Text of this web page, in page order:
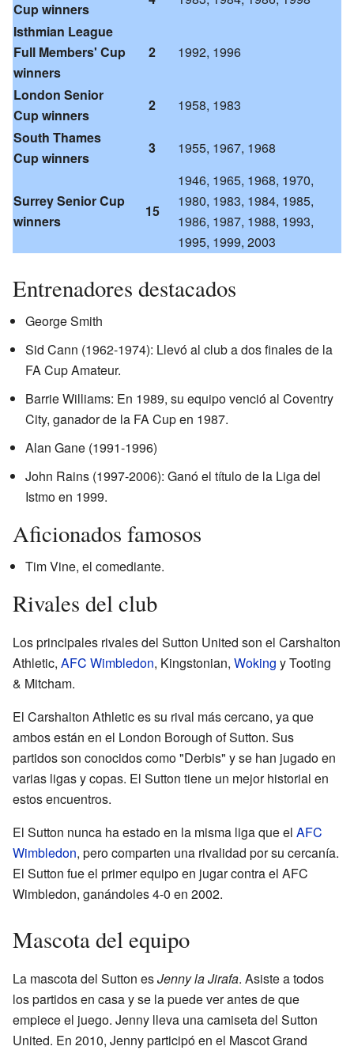
Cup winners
Isthmian League
Full Members' Cup
winners
2 1992, 1996
London Senior
Cup winners
2
1958, 1983
South Thames
Cup winners
3 1955, 1967, 1968
Surrey Senior Cup
winners
15
1946, 1965, 1968, 1970,
1980, 1983, 1984, 1985,
1986, 1987, 1988, 1993,
1995, 1999, 2003
Entrenadores destacados
George Smith
Sid Cann (1962-1974): Llevó al club a dos finales de la
FA Cup Amateur.
Barrie Williams: En 1989, su equipo venció al Coventry
City, ganador de la FA Cup en 1987.
Alan Gane (1991-1996)
John Rains (1997-2006): Ganó el título de la Liga del
Istmo en 1999.
Aficionados famosos
Tim Vine, el comediante.
Rivales del club
Los principales rivales del Sutton United son el Carshalton
Athletic, AFC Wimbledon, Kingstonian, Woking y Tooting
& Mitcham.
El Carshalton Athletic es su rival más cercano, ya que
ambos están en el London Borough of Sutton. Sus
partidos son conocidos como "Derbis" y se han jugado en
varias ligas y copas. El Sutton tiene un mejor historial en
estos encuentros.
El Sutton nunca ha estado en la misma liga que el AFC
Wimbledon, pero comparten una rivalidad por su cercanía.
El Sutton fue el primer equipo en jugar contra el AFC
Wimbledon, ganándoles 4-0 en 2002.
Mascota del equipo
La mascota del Sutton esJenny la Jirafa. Asiste a todos
los partidos en casa y se la puede ver antes de que
empiece el juego. Jenny lleva una camiseta del Sutton
United. En 2010, Jenny participó en el Mascot Grand